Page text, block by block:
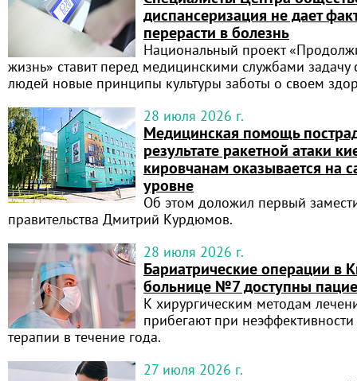
диспансеризация не дает
перерасти в болезнь
Национальный проект
жизнь» ставит перед медицинскими службами задачу
людей новые принципы культуры заботы о своем
28 июля 2026 г.
Медицинская помощь
результате ракетной атаки
кировчанам оказывается на
уровне
Об этом доложил первый
правительства Дмитрий Курдюмов.
28 июля 2026 г.
Бариатрические операции в
больнице №7 доступны
К хирургическим методам
прибегают при
терапии в течение года.
27 июля 2026 г.